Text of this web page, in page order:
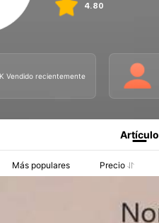
4.80
Vendido recientemente
Artículo
Más populares Precio